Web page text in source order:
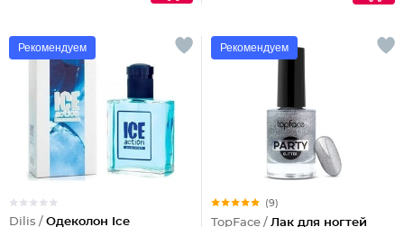
Рекомендуем
Dilis / Одеколон Ice
Рекомендуем
(9)
TopFace / Лак для ногтей